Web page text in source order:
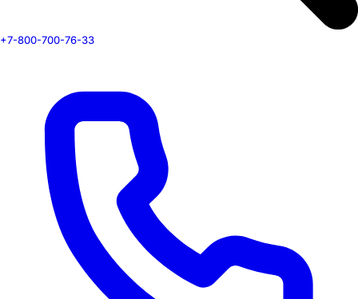
+7-800-700-76-33